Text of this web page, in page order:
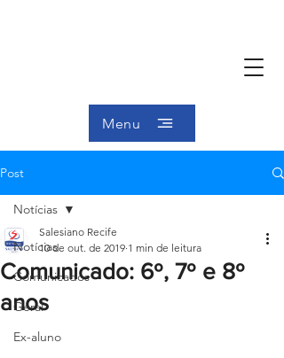
Menu
Post
Notícias
Comunicados
Geral
Ex-aluno
Notícias
Comunicado: 6º, 7º e 8º
anos
Salesiano Recife
10 de out. de 2019 1 min de leitura